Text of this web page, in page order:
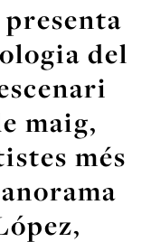
del
maig,
més